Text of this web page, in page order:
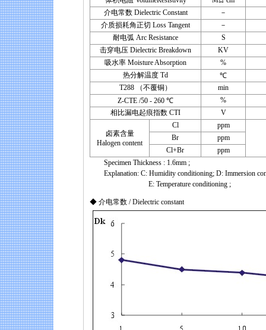
介电常数 Dielectric Constant
－
介质损耗角正切 Loss Tangent
－
耐电弧 Arc Resistance
S
击穿电压 Dielectric Breakdown
KV
吸水率 Moisture Absorption
%
热分解温度 Td
℃
T288 （不覆铜）
min
Z-CTE /50 - 260 ℃
%
相比漏电起痕指数 CTI
V
卤素含量
Halogen content
Cl
ppm
Br
ppm
Cl+Br
ppm
Specimen Thickness : 1.6mm ;
Explanation: C: Humidity conditioning; D: Immersion
E: Temperature conditioning ;
◆ 介电常数 / Dielectric constant